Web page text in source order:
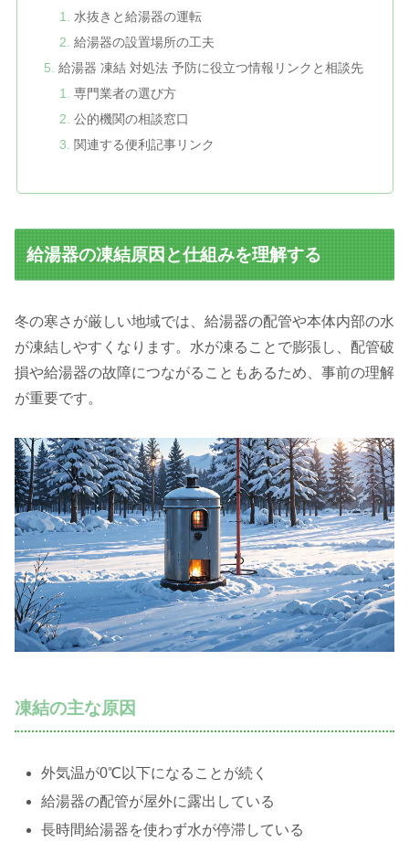
水抜きと給湯器の運転
給湯器の設置場所の工夫
給湯器 凍結 対処法 予防に役立つ情報リンクと相談先
専門業者の選び方
公的機関の相談窓口
関連する便利記事リンク
給湯器の凍結原因と仕組みを理解する
冬の寒さが厳しい地域では、給湯器の配管や本体内部の水
が凍結しやすくなります。水が凍ることで膨張し、配管破
損や給湯器の故障につながることもあるため、事前の理解
が重要です。
凍結の主な原因
外気温が0℃以下になることが続く
給湯器の配管が屋外に露出している
長時間給湯器を使わず水が停滞している